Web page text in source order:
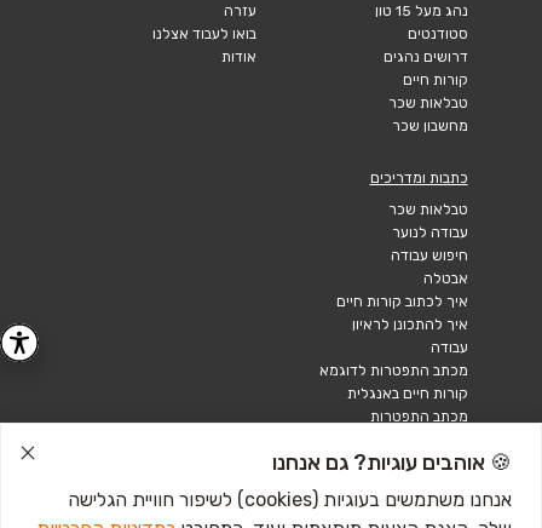
נהג מעל 15 טון
סטודנטים
דרושים נהגים
קורות חיים
טבלאות שכר
מחשבון שכר
עזרה
בואו לעבוד אצלנו
אודות
כתבות ומדריכים
טבלאות שכר
עבודה לנוער
חיפוש עבודה
אבטלה
איך לכתוב קורות חיים
איך להתכונן לראיון
עבודה
מכתב התפטרות לדוגמא
קורות חיים באנגלית
מכתב התפטרות
🍪 אוהבים עוגיות? גם אנחנו
אנחנו משתמשים בעוגיות (cookies) לשיפור חוויית הגלישה